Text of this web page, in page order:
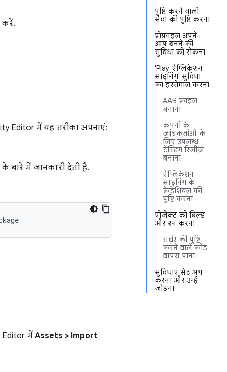
पुष्टि करने वाली
सेवा की पुष्टि करना
प्रोफ़ाइल अपने-
आप बनने की
सुविधा को रोकना
'Play ऐप्लिकेशन
साइनिंग' सुविधा
का इस्तेमाल करना
AAB फ़ाइल
बनाना
कंपनी के
जांचकर्ताओं के
लिए उपलब्ध
टेस्टिंग रिलीज़
बनाना
ऐप्लिकेशन
साइनिंग के
क्रेडेंशियल की
पुष्टि करना
प्रोजेक्ट को बिल्ड
और रन करना
सर्वर की पुष्टि
करने वाले कोड
वापस पाना
सुविधाएं सेट अप
करना और उन्हें
जोड़ना
करें.
Editor में यह तरीका अपनाएं:
बारे में जानकारी देती है.
Editor मेंAssets > Import